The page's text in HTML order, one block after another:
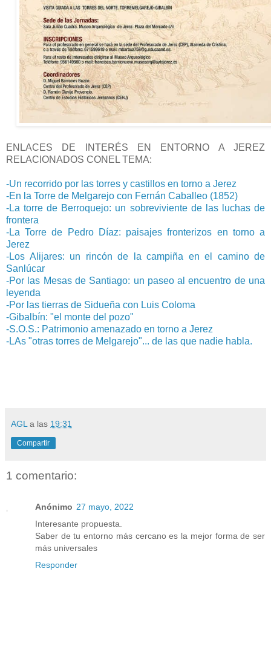
ENLACES DE INTERÉS EN ENTORNO A JEREZ
RELACIONADOS CONEL TEMA:
-Un recorrido por las torres y castillos en torno a Jerez
-En la Torre de Melgarejo con Fernán Caballeo (1852)
-La torre de Berroquejo: un sobreviviente de las luchas de
frontera
-La Torre de Pedro Díaz: paisajes fronterizos en torno a
Jerez
-Los Alijares: un rincón de la campiña en el camino de
Sanlúcar
-Por las Mesas de Santiago: un paseo al encuentro de una
leyenda
-Por las tierras de Sidueña con Luis Coloma
-Gibalbín: "el monte del pozo"
-S.O.S.: Patrimonio amenazado en torno a Jerez
-LAs "otras torres de Melgarejo"... de las que nadie habla.
AGL a las 19:31
Compartir
1 comentario:
Anónimo 27 mayo, 2022
Interesante propuesta.
Saber de tu entorno más cercano es la mejor forma de ser
más universales
Responder